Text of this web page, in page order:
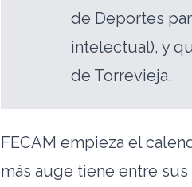
de Deportes
intelectual), y
de Torrevieja.
FECAM empieza el
más auge tiene entre